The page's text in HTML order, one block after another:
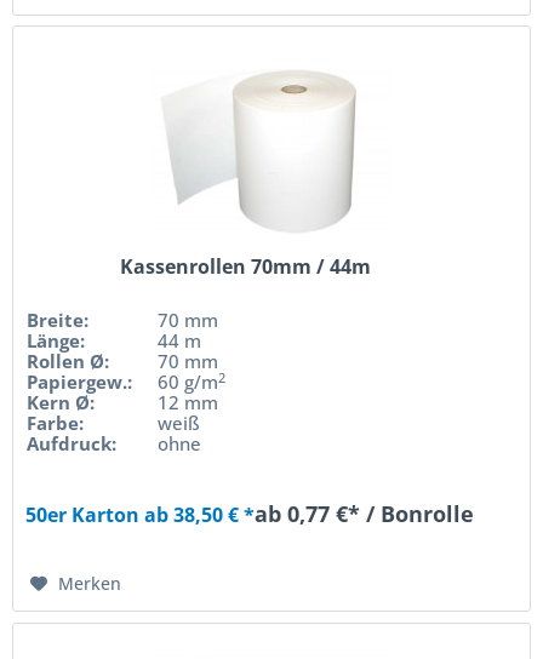
Kassenrollen 70mm / 44m
Breite:
70 mm
Länge:
44 m
Rollen Ø:
70 mm
Papiergew.:
60 g/m2
Kern Ø:
12 mm
Farbe:
weiß
Aufdruck:
ohne
ab 0,77 €* / Bonrolle
50er Karton ab 38,50 € *
Merken